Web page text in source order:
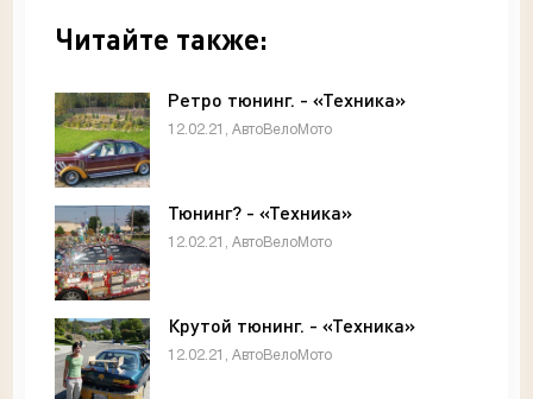
Читайте также:
Ретро тюнинг. - «Техника»
12.02.21, АвтоВелоМото
Тюнинг? - «Техника»
12.02.21, АвтоВелоМото
Крутой тюнинг. - «Техника»
12.02.21, АвтоВелоМото